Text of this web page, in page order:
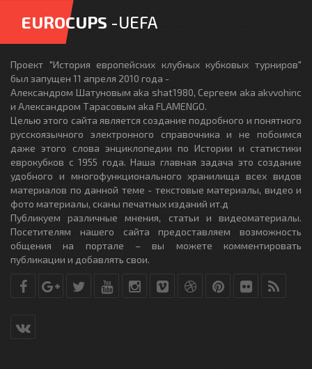
EUROCUPS -UEFA
Проект "История европейских клубных кубковых турниров"
был запущен 11 апреля 2010 года -
Александром Шатуновым aka shat1980, Сергеем aka akvvohinc
и Александром Тарасовым aka FLAMENGO.
Целью этого сайта является создание подробного и понятного
русскоязычного электронного справочника и не побоимся
даже этого слова энциклопедии по Истории и статистики
еврокубков с 1955 года. Наша главная задача это создание
удобного и многофункционального хранилища всех видов
материалов по данной теме - текстовые материалы, видео и
фото материалы, сканы печатных изданий ит.д
Публикуем различные мнения, статьи и видеоматериалы.
Посетителям нашего сайта предоставляем возможность
общения на портале – вы можете комментировать
публикации и добавлять свои.